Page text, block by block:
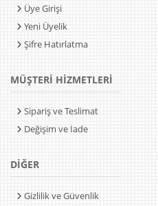
Üye Girişi
Yeni Üyelik
Şifre Hatırlatma
MÜŞTERİ HİZMETLERİ
Sipariş ve Teslimat
Değişim ve İade
DİĞER
Gizlilik ve Güvenlik